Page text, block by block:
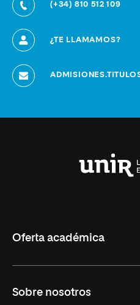
(+34) 810 512 109
¿TE LLAMAMOS?
Oferta académica
Másteres Oficiales
Sobre nosotros